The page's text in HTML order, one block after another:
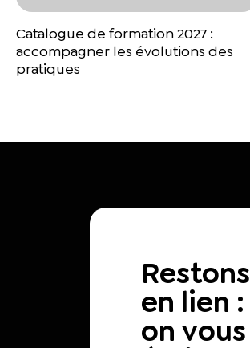
Catalogue de formation 2027 :
accompagner les évolutions des
pratiques
Restons
en lien :
on vous